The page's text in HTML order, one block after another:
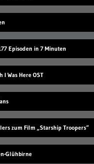
Episoden in 7 Minuten
I Was Here OST
zum Film „Starship Troopers“
Glühbirne